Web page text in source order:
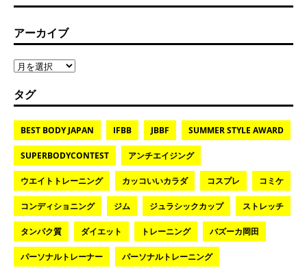
アーカイブ
タグ
BEST BODY JAPAN IFBB JBBF SUMMER STYLE AWARD
SUPERBODYCONTEST アンチエイジング
ウエイトトレーニング カッコいいカラダ コスプレ コミケ
コンディショニング ジム ジュラシックカップ ストレッチ
タンパク質 ダイエット トレーニング バズーカ岡田
パーソナルトレーナー パーソナルトレーニング